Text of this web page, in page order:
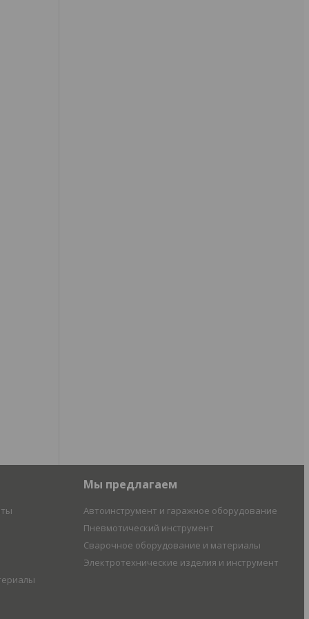
Мы предлагаем
Автоинструмент и гаражное оборудование
Пневмотический инструмент
Сварочное оборудование и материалы
Электротехнические изделия и инструмент